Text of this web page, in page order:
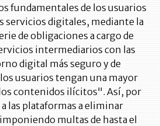
fundamentales de los usuarios
servicios digitales, mediante la
de obligaciones a cargo de
intermediarios con las
digital más seguro y de
usuarios tengan una mayor
contenidos ilícitos". Así, por
las plataformas a eliminar
multas de hasta el